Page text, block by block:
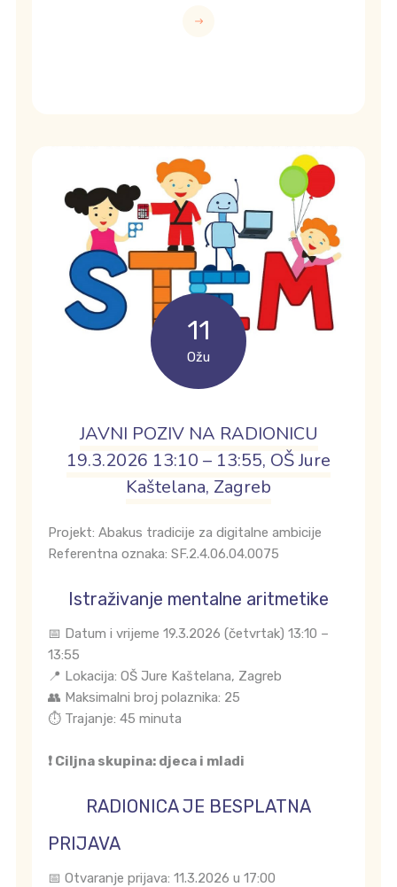
11
Ožu
JAVNI POZIV NA RADIONICU
19.3.2026 13:10 – 13:55, OŠ Jure
Kaštelana, Zagreb
Projekt: Abakus tradicije za digitalne ambicije
Referentna oznaka: SF.2.4.06.04.0075
Istraživanje mentalne aritmetike
📅 Datum i vrijeme 19.3.2026 (četvrtak) 13:10 –
13:55
📍 Lokacija: OŠ Jure Kaštelana, Zagreb
👥 Maksimalni broj polaznika: 25
⏱️ Trajanje: 45 minuta
❗ Ciljna skupina: djeca i mladi
RADIONICA JE BESPLATNA
PRIJAVA
📅 Otvaranje prijava: 11.3.2026 u 17:00